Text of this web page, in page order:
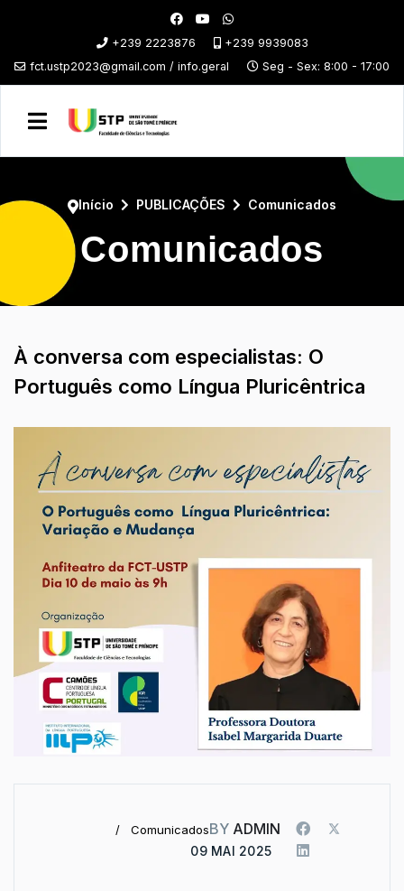
+239 2223876
+239 9939083
fct.ustp2023@gmail.com / info.geral
Seg - Sex: 8:00 - 17:00
Comunicados
Início PUBLICAÇÕES Comunicados
À conversa com especialistas: O
Português como Língua Pluricêntrica
BY ADMIN
Comunicados
09 MAI 2025